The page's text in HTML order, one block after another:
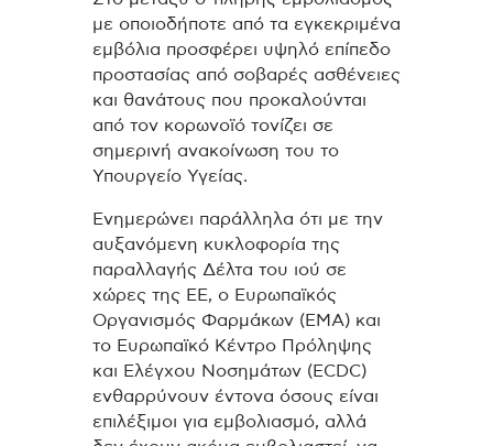
με οποιοδήποτε από τα εγκεκριμένα
εμβόλια προσφέρει υψηλό επίπεδο
προστασίας από σοβαρές ασθένειες
και θανάτους που προκαλούνται
από τον κορωνοϊό τονίζει σε
σημερινή ανακοίνωση του το
Υπουργείο Υγείας.
Ενημερώνει παράλληλα ότι με την
αυξανόμενη κυκλοφορία της
παραλλαγής Δέλτα του ιού σε
χώρες της ΕΕ, ο Ευρωπαϊκός
Οργανισμός Φαρμάκων (EMA) και
το Ευρωπαϊκό Κέντρο Πρόληψης
και Ελέγχου Νοσημάτων (ECDC)
ενθαρρύνουν έντονα όσους είναι
επιλέξιμοι για εμβολιασμό, αλλά